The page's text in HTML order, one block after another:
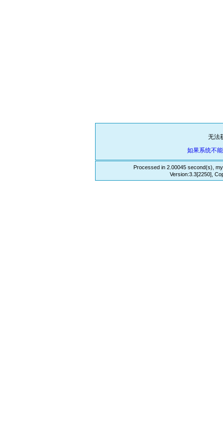
无法
如果系统不
Processed in 2.00045 second(s),
Version:3.3[2250],